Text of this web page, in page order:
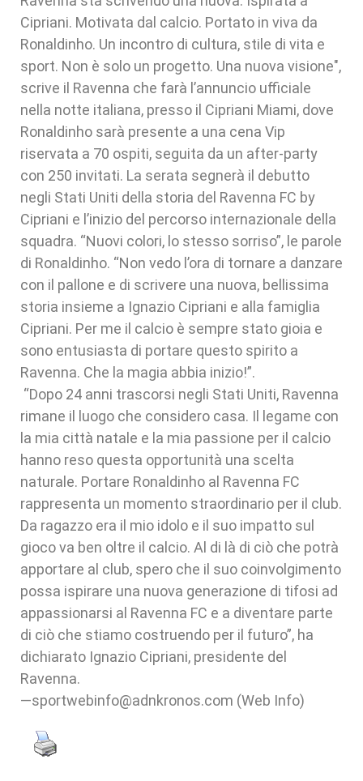
Cipriani. Motivata dal calcio. Portato in viva da
Ronaldinho. Un incontro di cultura, stile di vita e
sport. Non è solo un progetto. Una nuova visione",
scrive il Ravenna che farà l’annuncio ufficiale
nella notte italiana, presso il Cipriani Miami, dove
Ronaldinho sarà presente a una cena Vip
riservata a 70 ospiti, seguita da un after-party
con 250 invitati. La serata segnerà il debutto
negli Stati Uniti della storia del Ravenna FC by
Cipriani e l’inizio del percorso internazionale della
squadra. “Nuovi colori, lo stesso sorriso”, le parole
di Ronaldinho. “Non vedo l’ora di tornare a danzare
con il pallone e di scrivere una nuova, bellissima
storia insieme a Ignazio Cipriani e alla famiglia
Cipriani. Per me il calcio è sempre stato gioia e
sono entusiasta di portare questo spirito a
Ravenna. Che la magia abbia inizio!”.
“Dopo 24 anni trascorsi negli Stati Uniti, Ravenna
rimane il luogo che considero casa. Il legame con
la mia città natale e la mia passione per il calcio
hanno reso questa opportunità una scelta
naturale. Portare Ronaldinho al Ravenna FC
rappresenta un momento straordinario per il club.
Da ragazzo era il mio idolo e il suo impatto sul
gioco va ben oltre il calcio. Al di là di ciò che potrà
apportare al club, spero che il suo coinvolgimento
possa ispirare una nuova generazione di tifosi ad
appassionarsi al Ravenna FC e a diventare parte
di ciò che stiamo costruendo per il futuro”, ha
dichiarato Ignazio Cipriani, presidente del
Ravenna.
—sportwebinfo@adnkronos.com (Web Info)